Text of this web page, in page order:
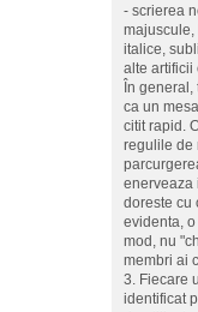
- scrierea
majuscule,
italice,
alte artificii
În general,
ca un
citit rapid.
regulile de
enerveaza
doreste cu
evidenta,
mod, nu
membri ai
3. Fiecare
identificat